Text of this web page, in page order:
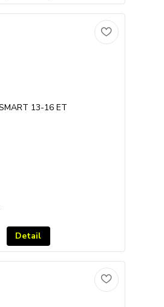
Detail